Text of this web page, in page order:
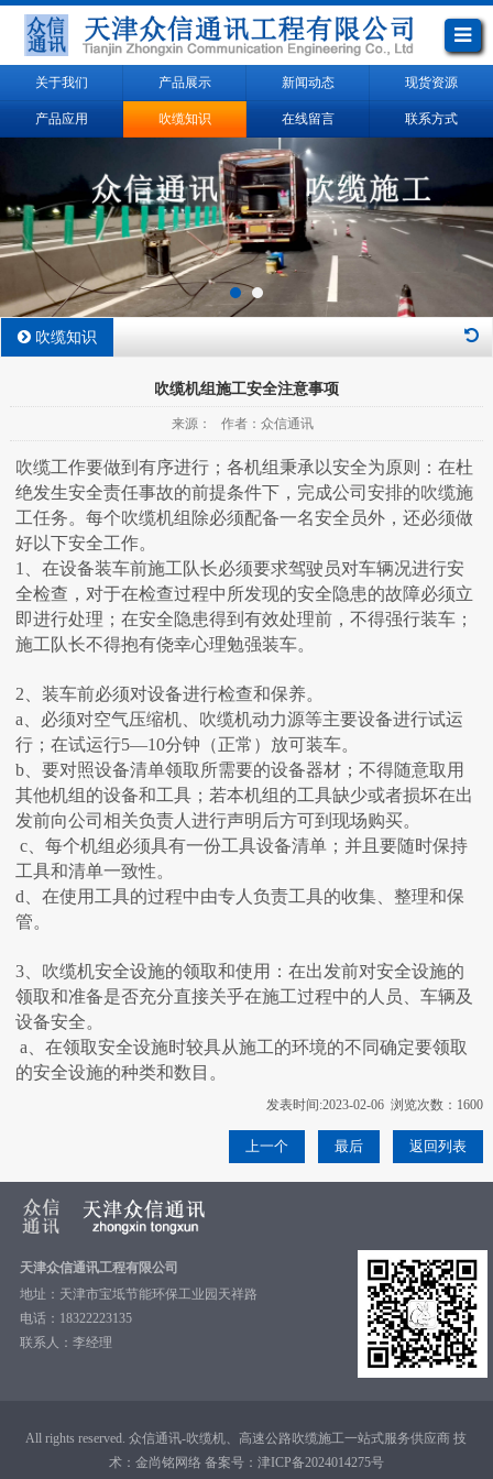
关于我们 产品展示 新闻动态 现货资源
产品应用 吹缆知识 在线留言 联系方式
吹缆知识
吹缆机组施工安全注意事项
来源： 作者：众信通讯
吹缆工作要做到有序进行；各机组秉承以安全为原则：在杜
绝发生安全责任事故的前提条件下，完成公司安排的吹缆施
工任务。每个吹缆机组除必须配备一名安全员外，还必须做
好以下安全工作。
1、在设备装车前施工队长必须要求驾驶员对车辆况进行安
全检查，对于在检查过程中所发现的安全隐患的故障必须立
即进行处理；在安全隐患得到有效处理前，不得强行装车；
施工队长不得抱有侥幸心理勉强装车。
2、装车前必须对设备进行检查和保养。
a、必须对空气压缩机、吹缆机动力源等主要设备进行试运
行；在试运行5—10分钟（正常）放可装车。
b、要对照设备清单领取所需要的设备器材；不得随意取用
其他机组的设备和工具；若本机组的工具缺少或者损坏在出
发前向公司相关负责人进行声明后方可到现场购买。
c、每个机组必须具有一份工具设备清单；并且要随时保持
工具和清单一致性。
d、在使用工具的过程中由专人负责工具的收集、整理和保
管。
3、吹缆机安全设施的领取和使用：在出发前对安全设施的
领取和准备是否充分直接关乎在施工过程中的人员、车辆及
设备安全。
a、在领取安全设施时较具从施工的环境的不同确定要领取
的安全设施的种类和数目。
发表时间:2023-02-06 浏览次数：1600
上一个 最后 返回列表
天津众信通讯工程有限公司
地址：天津市宝坻节能环保工业园天祥路
电话：18322223135
联系人：李经理
All rights reserved. 众信通讯-吹缆机、高速公路吹缆施工一站式服务供应商 技
术： 金尚铭网络 备案号： 津ICP备2024014275号